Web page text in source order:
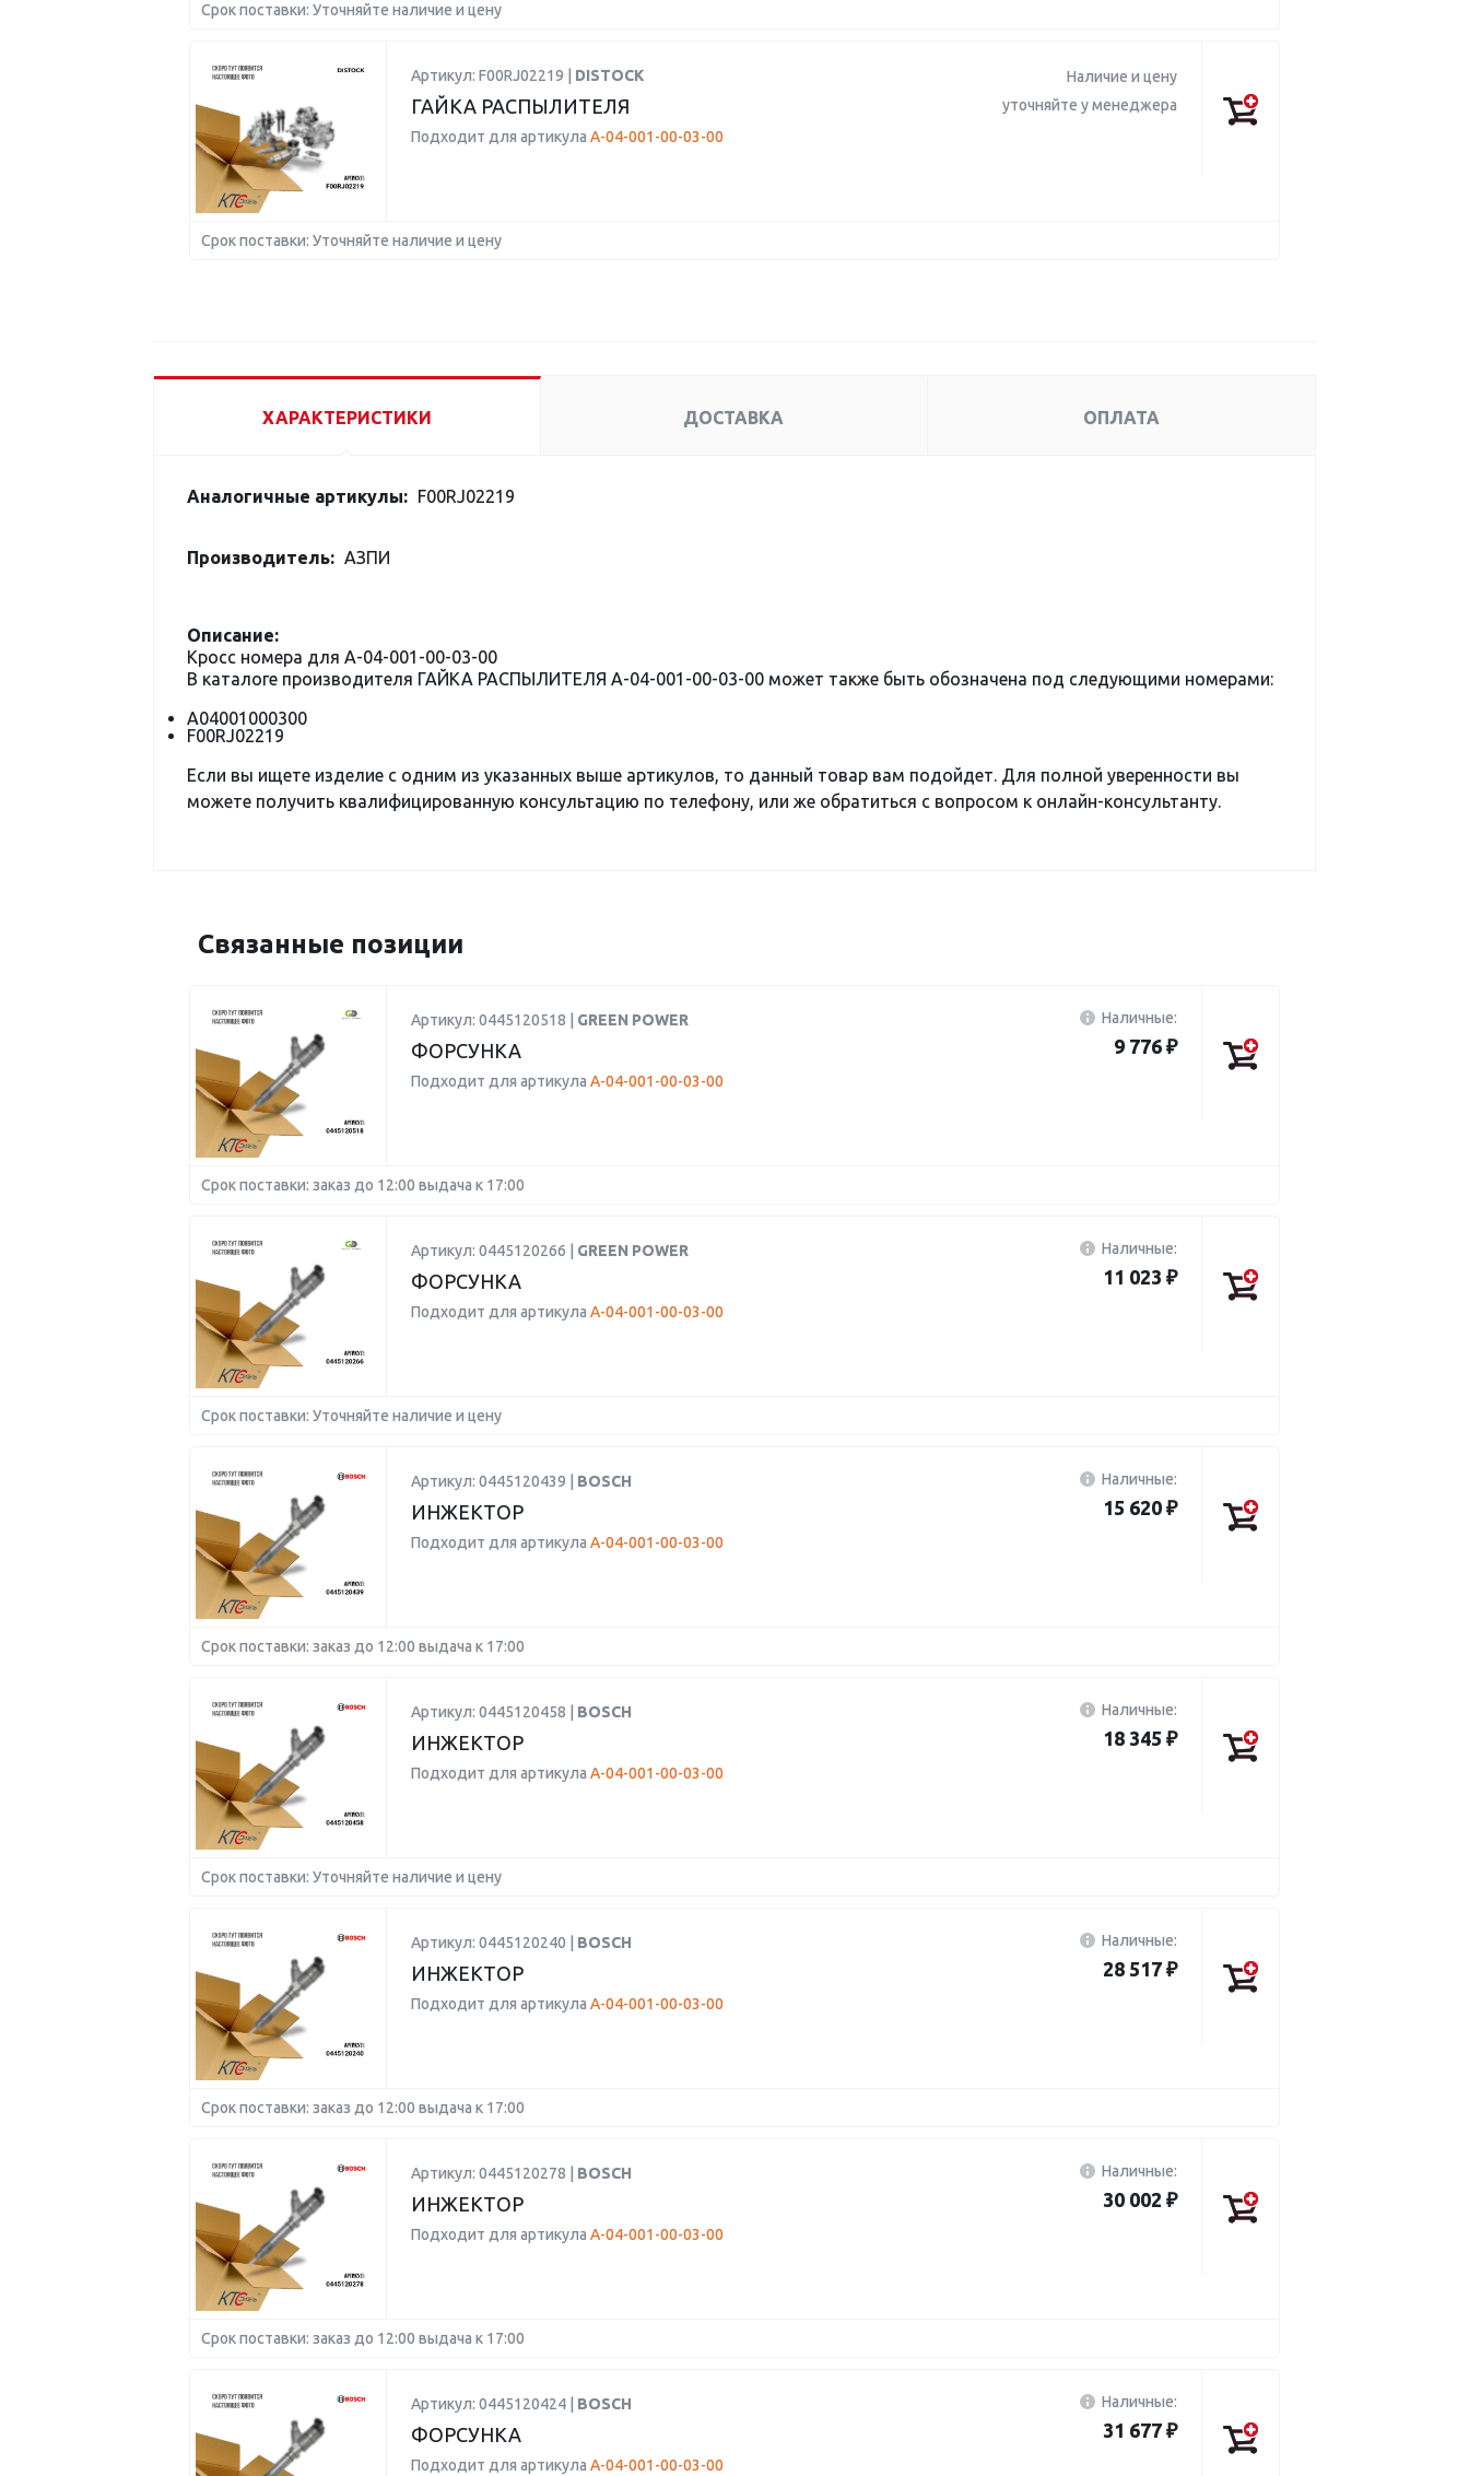
Срок поставки: Уточняйте наличие и цену
Артикул: F00RJ02219 | DISTOCK
ГАЙКА РАСПЫЛИТЕЛЯ
Подходит для артикула A-04-001-00-03-00
Наличие и цену
уточняйте у менеджера
Срок поставки: Уточняйте наличие и цену
ХАРАКТЕРИСТИКИ ДОСТАВКА ОПЛАТА
Аналогичные артикулы: F00RJ02219
Производитель: АЗПИ
Описание:
Кросс номера для A-04-001-00-03-00
В каталоге производителя ГАЙКА РАСПЫЛИТЕЛЯ A-04-001-00-03-00 может также быть обозначена под следующими номерами:
A04001000300
F00RJ02219
Если вы ищете изделие с одним из указанных выше артикулов, то данный товар вам подойдет. Для полной уверенности вы
можете получить квалифицированную консультацию по телефону, или же обратиться с вопросом к онлайн-консультанту.
Связанные позиции
Артикул: 0445120518 | GREEN POWER
ФОРСУНКА
Подходит для артикула A-04-001-00-03-00
Наличные:
9 776 ₽
Срок поставки: заказ до 12:00 выдача к 17:00
Артикул: 0445120266 | GREEN POWER
ФОРСУНКА
Подходит для артикула A-04-001-00-03-00
Наличные:
11 023 ₽
Срок поставки: Уточняйте наличие и цену
Артикул: 0445120439 | BOSCH
ИНЖЕКТОР
Подходит для артикула A-04-001-00-03-00
Наличные:
15 620 ₽
Срок поставки: заказ до 12:00 выдача к 17:00
Артикул: 0445120458 | BOSCH
ИНЖЕКТОР
Подходит для артикула A-04-001-00-03-00
Наличные:
18 345 ₽
Срок поставки: Уточняйте наличие и цену
Артикул: 0445120240 | BOSCH
ИНЖЕКТОР
Подходит для артикула A-04-001-00-03-00
Наличные:
28 517 ₽
Срок поставки: заказ до 12:00 выдача к 17:00
Артикул: 0445120278 | BOSCH
ИНЖЕКТОР
Подходит для артикула A-04-001-00-03-00
Наличные:
30 002 ₽
Срок поставки: заказ до 12:00 выдача к 17:00
Артикул: 0445120424 | BOSCH
ФОРСУНКА
Подходит для артикула A-04-001-00-03-00
Наличные:
31 677 ₽